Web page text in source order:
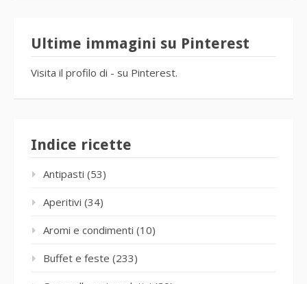
Ultime immagini su Pinterest
Visita il profilo di - su Pinterest.
Indice ricette
Antipasti (53)
Aperitivi (34)
Aromi e condimenti (10)
Buffet e feste (233)